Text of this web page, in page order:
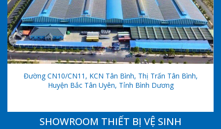
Đường CN10/CN11, KCN Tân Bình, Thị Trấn Tân Bình,
Huyện Bắc Tân Uyên, Tỉnh Bình Dương
SHOWROOM THIẾT BỊ VỆ SINH